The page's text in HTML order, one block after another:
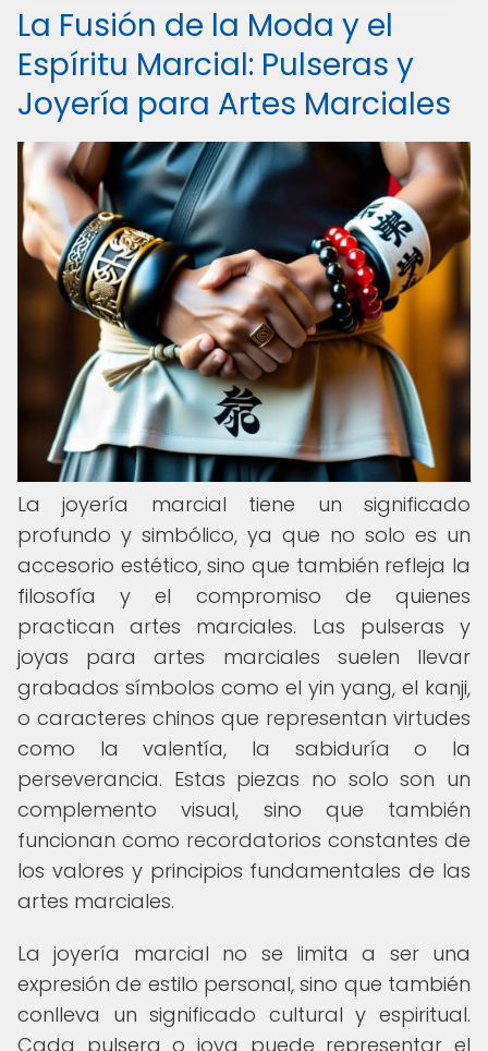
La Fusión de la Moda y el
Espíritu Marcial: Pulseras y
Joyería para Artes Marciales
La joyería marcial tiene un significado
profundo y simbólico, ya que no solo es un
accesorio estético, sino que también refleja la
filosofía y el compromiso de quienes
practican artes marciales. Las pulseras y
joyas para artes marciales suelen llevar
grabados símbolos como el yin yang, el kanji,
o caracteres chinos que representan virtudes
como la valentía, la sabiduría o la
perseverancia. Estas piezas no solo son un
complemento visual, sino que también
funcionan como recordatorios constantes de
los valores y principios fundamentales de las
artes marciales.
La joyería marcial no se limita a ser una
expresión de estilo personal, sino que también
conlleva un significado cultural y espiritual.
Cada pulsera o joya puede representar el